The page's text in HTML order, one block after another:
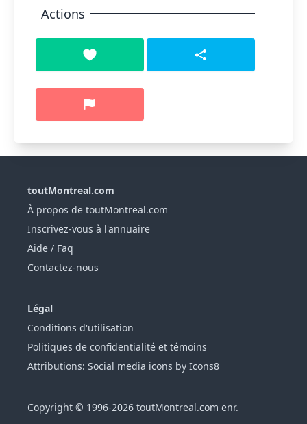
Actions
toutMontreal.com
À propos de toutMontreal.com
Inscrivez-vous à l'annuaire
Aide / Faq
Contactez-nous
Légal
Conditions d'utilisation
Politiques de confidentialité et témoins
Attributions: Social media icons by Icons8
Copyright © 1996-2026 toutMontreal.com enr.